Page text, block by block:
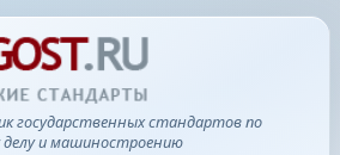
государственных стандартов по
делу и машиностроению